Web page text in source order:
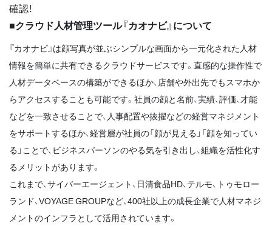
確認！
■クラウド人材管理ツール『カオナビ』について
『カオナビ』は顔写真が並ぶシンプルな画面から一元化された人材
情報を簡単に共有できるクラウドサービスです。直感的な操作性で
人材データベースの構築ができるほか、店舗や外出先でもスマホか
らアクセスすることも可能です。社員の顔と名前、実績、評価、才能
などを一致させることで、人事配置や抜擢などの経営マネジメント
をサポートするほか、経営層が社員の「顔が見える」「顔を知ってい
る」ことで、ビジネスパーソンのやる気を引き出し、組織を活性化す
るメリットがあります。
これまで、サイバーエージェント、日清食品HD、テルモ、トゥモロー
ランド、VOYAGE GROUPなど、400社以上の成長企業で人材マネジ
メントのインフラとして活用されています。